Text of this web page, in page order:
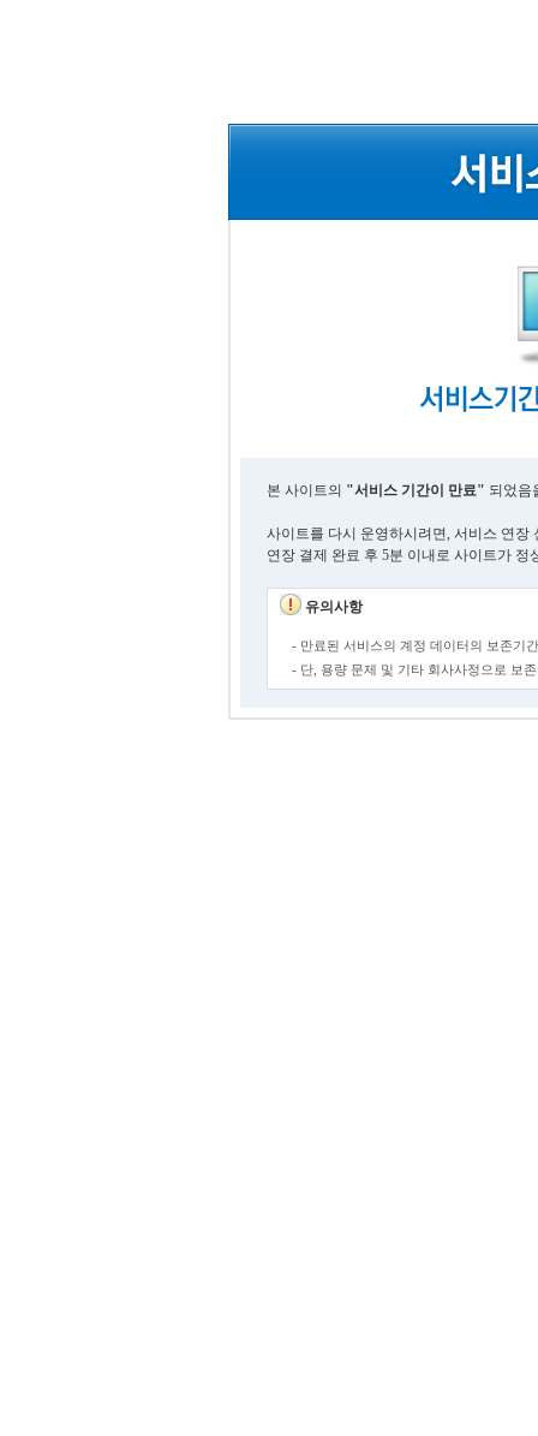
본 사이트의 "서비스 기간이 만료" 되었음
사이트를 다시 운영하시려면, 서비스 연장
연장 결제 완료 후 5분 이내로 사이트가 정
유의사항
- 만료된 서비스의 계정 데이터의 보존기
- 단, 용량 문제 및 기타 회사사정으로 보